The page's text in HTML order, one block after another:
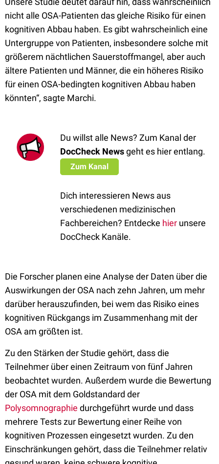
nicht alle OSA-Patienten das gleiche Risiko für einen
kognitiven Abbau haben. Es gibt wahrscheinlich eine
Untergruppe von Patienten, insbesondere solche mit
größerem nächtlichen Sauerstoffmangel, aber auch
ältere Patienten und Männer, die ein höheres Risiko
für einen OSA-bedingten kognitiven Abbau haben
könnten“, sagte Marchi.
Du willst alle News? Zum Kanal der
DocCheck Newsgeht es hier entlang.
Zum Kanal
Dich interessieren News aus
verschiedenen medizinischen
Fachbereichen? Entdecke hier unsere
DocCheck Kanäle.
Die Forscher planen eine Analyse der Daten über die
Auswirkungen der OSA nach zehn Jahren, um mehr
darüber herauszufinden, bei wem das Risiko eines
kognitiven Rückgangs im Zusammenhang mit der
OSA am größten ist.
Zu den Stärken der Studie gehört, dass die
Teilnehmer über einen Zeitraum von fünf Jahren
beobachtet wurden. Außerdem wurde die Bewertung
der OSA mit dem Goldstandard der
Polysomnographie durchgeführt wurde und dass
mehrere Tests zur Bewertung einer Reihe von
kognitiven Prozessen eingesetzt wurden. Zu den
Einschränkungen gehört, dass die Teilnehmer relativ